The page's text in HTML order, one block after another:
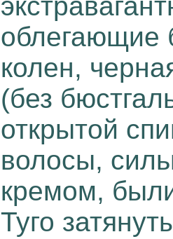
облегающие
колен,
(без
открытой
волосы,
кремом,
Туго